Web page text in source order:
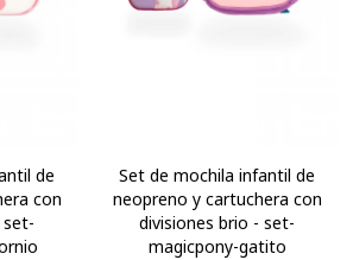
de
con
set-
Set de mochila infantil de
neopreno y cartuchera con
divisiones brio - set-
magicpony-gatito